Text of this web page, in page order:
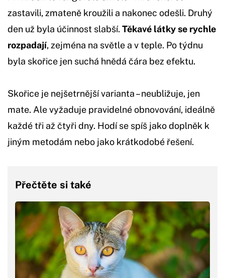
zastavili, zmateně kroužili a nakonec odešli. Druhý
den už byla účinnost slabší. Těkavé látky se rychle
rozpadají, zejména na světle a v teple. Po týdnu
byla skořice jen suchá hnědá čára bez efektu.
Skořice je nejšetrnější varianta – neubližuje, jen
mate. Ale vyžaduje pravidelné obnovování, ideálně
každé tři až čtyři dny. Hodí se spíš jako doplněk k
jiným metodám nebo jako krátkodobé řešení.
Přečtěte si také